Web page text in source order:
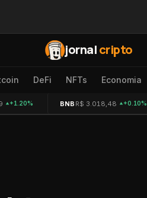
jornalcripto
DeFi NFTs Economia
+1.20% BNB R$ 3.018,48 +0.10%